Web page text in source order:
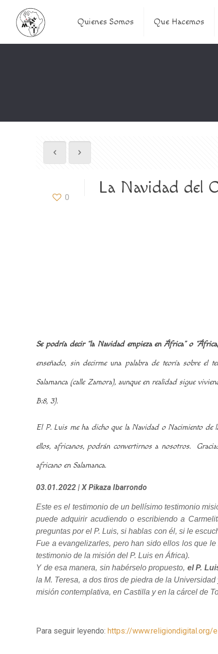
Quienes Somos Que Hacemos
0 La Navidad del
Se podría decir “la Navidad empieza en África” o
enseñado, sin decirme una palabra de teoría sobre el
Salamanca (calle Zamora), aunque en realidad sigue
B:8, 3).
El P. Luis me ha dicho que la Navidad o Nacimiento de
ellos, africanos, podrán convertirnos a nosotros.
africano en Salamanca.
03.01.2022 | X Pikaza Ibarrondo
Este es el testimonio de un bellísimo testimonio
puede adquirir acudiendo o escribiendo a
preguntas por el P. Luis, si hablas con él, si le
Fue a evangelizarles, pero han sido ellos los que
testimonio de la misión del P. Luis en África).
Y de esa manera, sin habérselo propuesto, el P.
la M. Teresa, a dos tiros de piedra de la
misión contemplativa, en Castilla y en la cárcel de
Para seguir leyendo:https://www.religiondigital.org/